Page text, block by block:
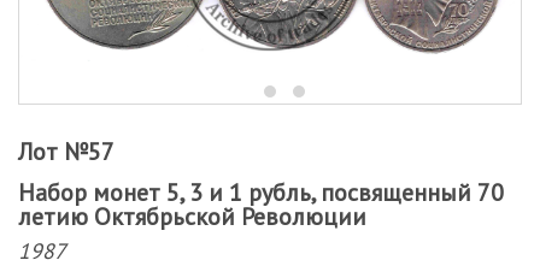
Лот №57
Набор монет 5, 3 и 1 рубль, посвященный 70
летию Октябрьской Революции
1987